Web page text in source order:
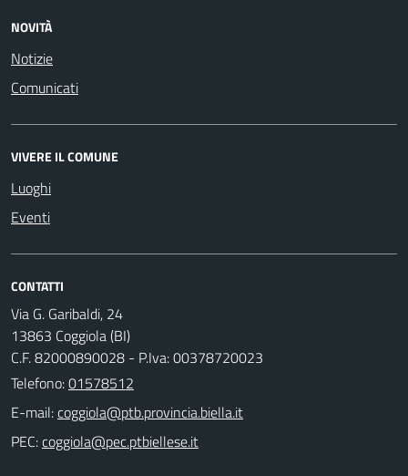
NOVITÀ
Notizie
Comunicati
VIVERE IL COMUNE
Luoghi
Eventi
CONTATTI
Via G. Garibaldi, 24
13863 Coggiola (BI)
C.F. 82000890028 - P.Iva: 00378720023
Telefono:01578512
E-mail:
PEC: